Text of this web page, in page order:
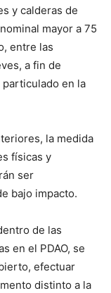
y calderas de
mayor a 75
entre las
a fin de
en la
la medida
físicas y
ser
bajo impacto.
de las
en el PDAO, se
efectuar
distinto a la